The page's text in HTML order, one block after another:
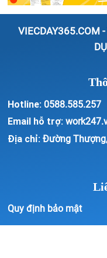
VIECDAY365.COM
Hotline: 0588.585.257
Email hỗ trợ:
Địa chỉ: Đường
Quy định bảo mật